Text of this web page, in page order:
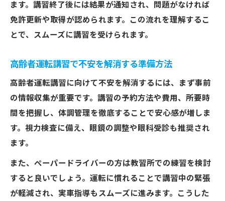
免許取得前にチェックしたい講習費用のポ
イント
高齢者講習の費用比較と免許取得の注意事
コツ
実車指導で気をつける運転技能チェックの注意
点
すべき点
ます。講習終了後には結果が通知され、問題がなければ
免許更新や取得が認められます。この流れを理解するこ
とで、スムーズに講習を受けられます。
高齢者運転講習で不安を解消する準備方法
高齢者運転講習に向けて不安を解消するには、まず事前
の情報収集が重要です。講習の予約方法や費用、所要時
間を把握し、体調管理を徹底することで安心感が増しま
す。視力検査に備え、眼鏡の調整や眼科受診も推奨され
ます。
また、ペーパードライバーの方は教習所での練習を検討
すると良いでしょう。運転に慣れることで講習中の緊張
が軽減され、実車指導もスムーズに進みます。こうした